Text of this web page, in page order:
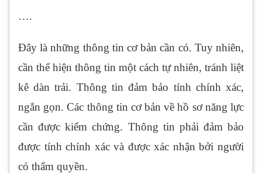
….
Đây là những thông tin cơ bản cần có. Tuy nhiên,
cần thể hiện thông tin một cách tự nhiên, tránh liệt
kê dàn trải. Thông tin đảm bảo tính chính xác,
ngắn gọn. Các thông tin cơ bản về hồ sơ năng lực
cần được kiểm chứng. Thông tin phải đảm bảo
được tính chính xác và được xác nhận bởi người
có thẩm quyền.